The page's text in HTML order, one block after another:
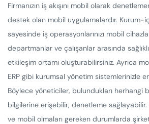
Firmanızın iş akışını mobil olarak
destek olan mobil uygulamalardır. Kurum-
sayesinde iş operasyonlarınızı mobil
departmanlar ve çalışanlar arasında
etkileşim ortamı oluşturabilirsiniz. Ayrıca
ERP gibi kurumsal yönetim sistemlerinizle
Böylece yöneticiler, bulundukları herhangi
bilgilerine erişebilir, denetleme sağlayabilir.
ve mobil olmaları gereken durumlarda